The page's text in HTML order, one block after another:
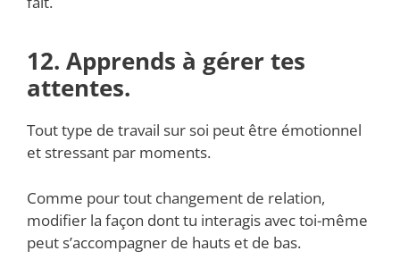
12. Apprends à gérer tes
attentes.
Tout type de travail sur soi peut être émotionnel
et stressant par moments.
Comme pour tout changement de relation,
modifier la façon dont tu interagis avec toi-même
peut s’accompagner de hauts et de bas.